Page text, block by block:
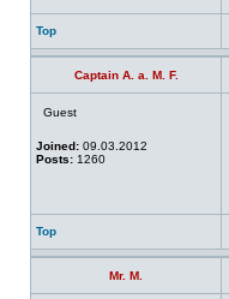
Top
Captain A. a. M. F.
Guest
Joined: 09.03.2012
Posts: 1260
Top
Mr. M.